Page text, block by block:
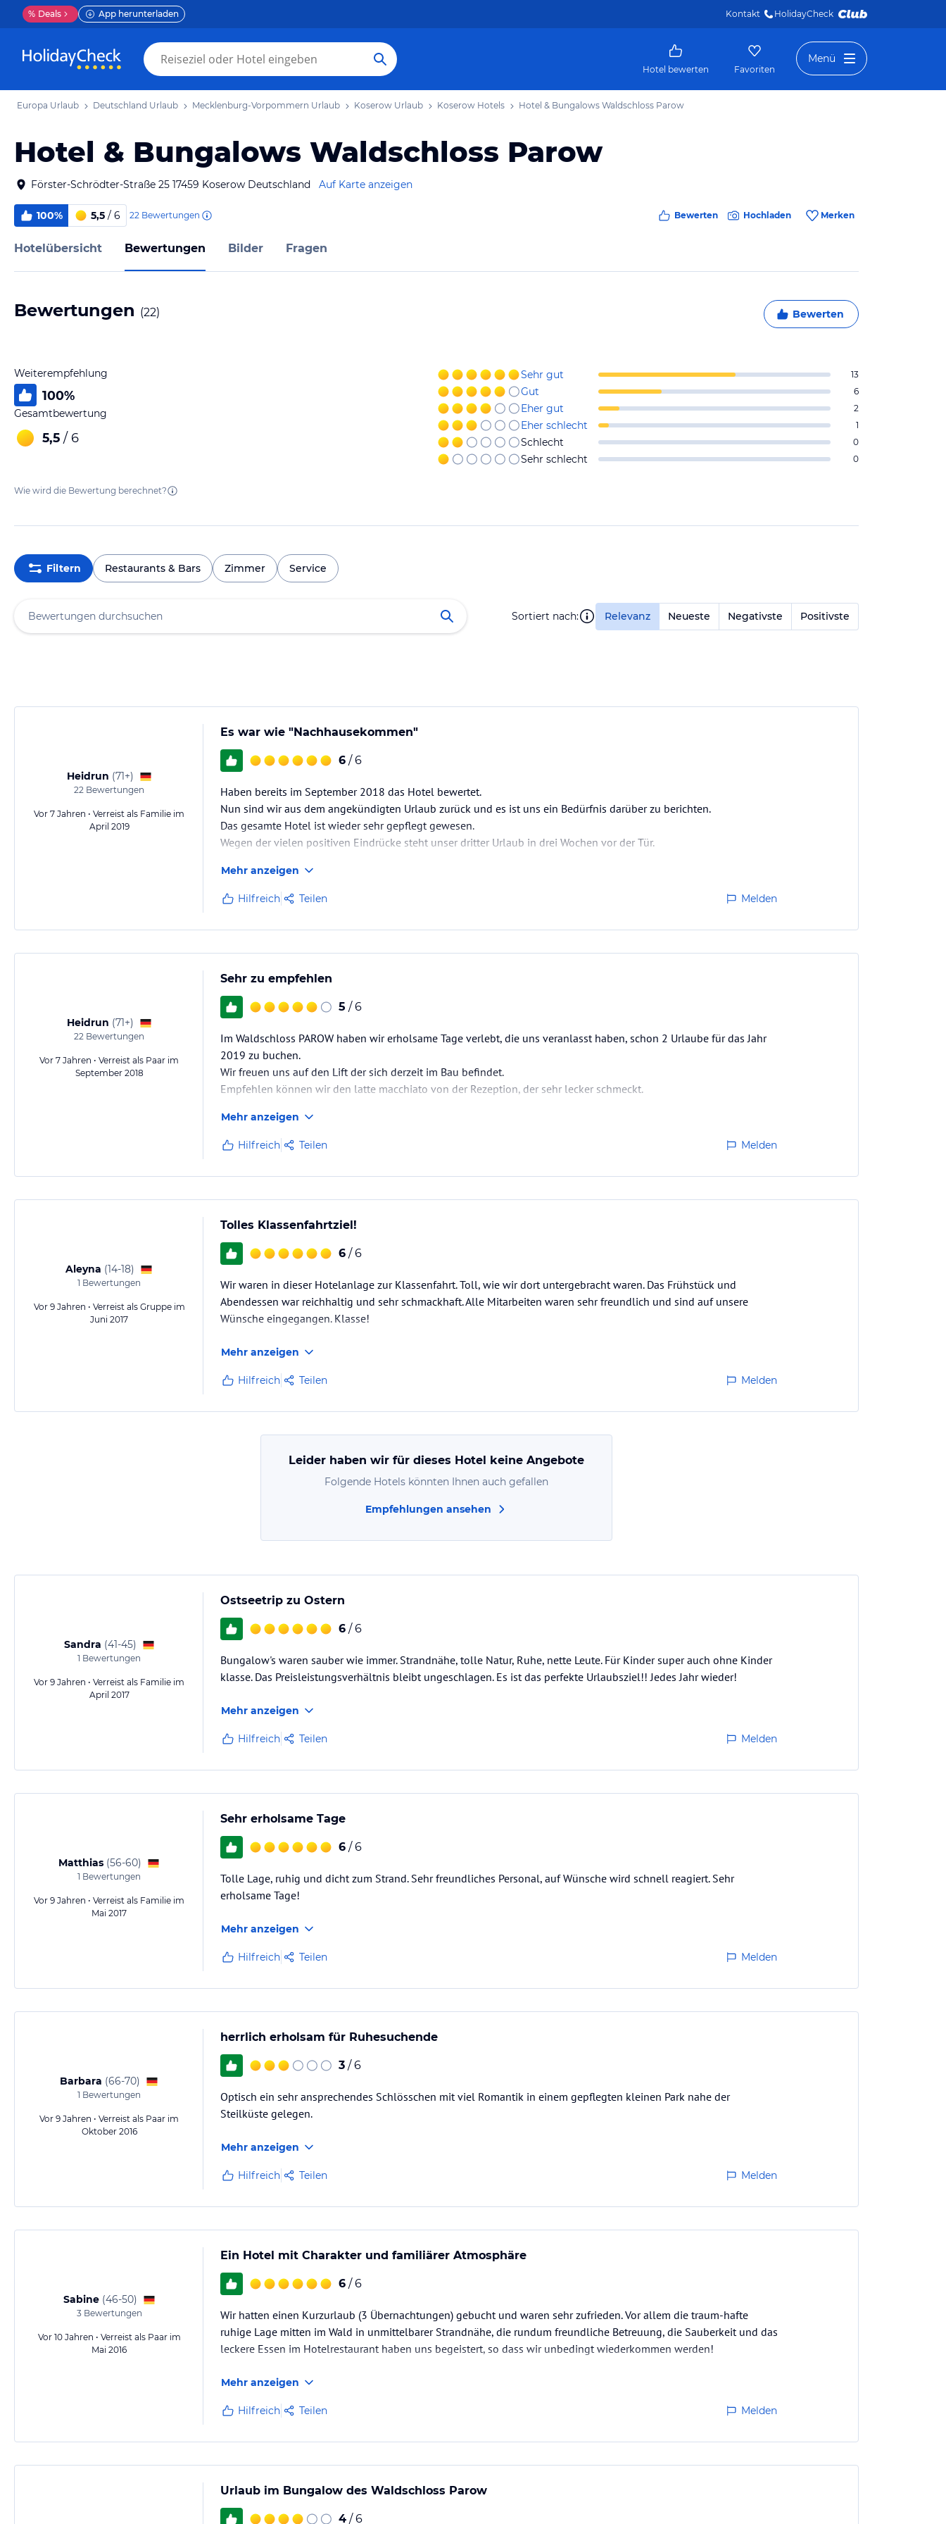
% Deals App herunterladen Kontakt HolidayCheck
Hotel bewerten Favoriten
Menü
Europa Urlaub Deutschland Urlaub Mecklenburg-Vorpommern Urlaub Koserow Urlaub Koserow Hotels Hotel & Bungalows Waldschloss Parow
Hotel & Bungalows Waldschloss Parow
Förster-Schrödter-Straße 25 17459 Koserow Deutschland Auf Karte anzeigen
100% 5,5 / 6 22 Bewertungen Bewerten Hochladen Merken
Hotelübersicht Bewertungen Bilder Fragen
Bewertungen (22) Bewerten
Weiterempfehlung
100%
Gesamtbewertung
5,5 / 6
Sehr gut 13
Gut 6
Eher gut 2
Eher schlecht 1
Schlecht 0
Sehr schlecht 0
Wie wird die Bewertung berechnet?
Filtern Restaurants & Bars Zimmer Service
Sortiert nach: Relevanz Neueste Negativste Positivste
Heidrun (71+)
22 Bewertungen
Vor 7 Jahren • Verreist als Familie im
April 2019
Es war wie "Nachhausekommen"
6 / 6
Haben bereits im September 2018 das Hotel bewertet.
Nun sind wir aus dem angekündigten Urlaub zurück und es ist uns ein Bedürfnis darüber zu berichten.
Das gesamte Hotel ist wieder sehr gepflegt gewesen.
Wegen der vielen positiven Eindrücke steht unser dritter Urlaub in drei Wochen vor der Tür.
Mehr anzeigen
Hilfreich Teilen Melden
Heidrun (71+)
22 Bewertungen
Vor 7 Jahren • Verreist als Paar im
September 2018
Sehr zu empfehlen
5 / 6
Im Waldschloss PAROW haben wir erholsame Tage verlebt, die uns veranlasst haben, schon 2 Urlaube für das Jahr
2019 zu buchen.
Wir freuen uns auf den Lift der sich derzeit im Bau befindet.
Empfehlen können wir den latte macchiato von der Rezeption, der sehr lecker schmeckt.
Mehr anzeigen
Hilfreich Teilen Melden
Aleyna (14-18)
1 Bewertungen
Vor 9 Jahren • Verreist als Gruppe im
Juni 2017
Tolles Klassenfahrtziel!
6 / 6
Wir waren in dieser Hotelanlage zur Klassenfahrt. Toll, wie wir dort untergebracht waren. Das Frühstück und
Abendessen war reichhaltig und sehr schmackhaft. Alle Mitarbeiten waren sehr freundlich und sind auf unsere
Wünsche eingegangen. Klasse!
Mehr anzeigen
Hilfreich Teilen Melden
Leider haben wir für dieses Hotel keine Angebote
Folgende Hotels könnten Ihnen auch gefallen
Empfehlungen ansehen
Sandra (41-45)
1 Bewertungen
Vor 9 Jahren • Verreist als Familie im
April 2017
Ostseetrip zu Ostern
6 / 6
Bungalow's waren sauber wie immer. Strandnähe, tolle Natur, Ruhe, nette Leute. Für Kinder super auch ohne Kinder
klasse. Das Preisleistungsverhältnis bleibt ungeschlagen. Es ist das perfekte Urlaubsziel!! Jedes Jahr wieder!
Mehr anzeigen
Hilfreich Teilen Melden
Matthias (56-60)
1 Bewertungen
Vor 9 Jahren • Verreist als Familie im
Mai 2017
Sehr erholsame Tage
6 / 6
Tolle Lage, ruhig und dicht zum Strand. Sehr freundliches Personal, auf Wünsche wird schnell reagiert. Sehr
erholsame Tage!
Mehr anzeigen
Hilfreich Teilen Melden
Barbara (66-70)
1 Bewertungen
Vor 9 Jahren • Verreist als Paar im
Oktober 2016
herrlich erholsam für Ruhesuchende
3 / 6
Optisch ein sehr ansprechendes Schlösschen mit viel Romantik in einem gepflegten kleinen Park nahe der
Steilküste gelegen.
Mehr anzeigen
Hilfreich Teilen Melden
Sabine (46-50)
3Bewertungen
Vor 10 Jahren • Verreist als Paar im
Mai 2016
Ein Hotel mit Charakter und familiärer Atmosphäre
6 / 6
Wir hatten einen Kurzurlaub (3 Übernachtungen) gebucht und waren sehr zufrieden. Vor allem die traum-hafte
ruhige Lage mitten im Wald in unmittelbarer Strandnähe, die rundum freundliche Betreuung, die Sauberkeit und das
leckere Essen im Hotelrestaurant haben uns begeistert, so dass wir unbedingt wiederkommen werden!
Mehr anzeigen
Hilfreich Teilen Melden
Urlaub im Bungalow des Waldschloss Parow
4 / 6